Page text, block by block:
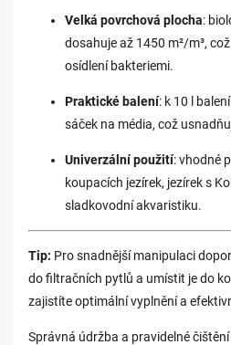
Velká povrchová plocha:
dosahuje až 1450 m²/m³,
osídlení bakteriemi.
Praktické balení: k 10 l
sáček na média, což
Univerzální použití: vhodné
koupacích jezírek, jezírek s
sladkovodní akvaristiku.
Tip: Pro snadnější manipulaci
do filtračních pytlů a umístit je do
zajistíte optimální vyplnění a
Správná údržba a pravidelné